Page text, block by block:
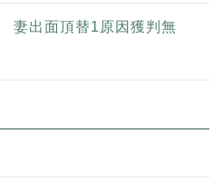
妻出面頂替1原因獲判無